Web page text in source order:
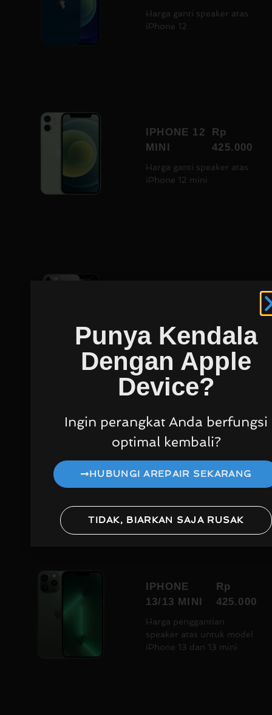
Harga ganti speaker atas
iPhone 12
IPHONE 12
MINI
Rp
425.000
Harga ganti speaker atas
iPhone 12 mini
iPhone 12 pro
IPHONE 12
Rp
Harga ganti speaker atas
iPhone 12 pro max
IPHONE
13/13 MINI
Rp
425.000
Harga penggantian
speaker atas untuk model
iPhone 13 dan 13 mini
Punya Kendala
Dengan Apple
Device?
Ingin perangkat Anda berfungsi
optimal kembali?
HUBUNGI AREPAIR SEKARANG
TIDAK, BIARKAN SAJA RUSAK